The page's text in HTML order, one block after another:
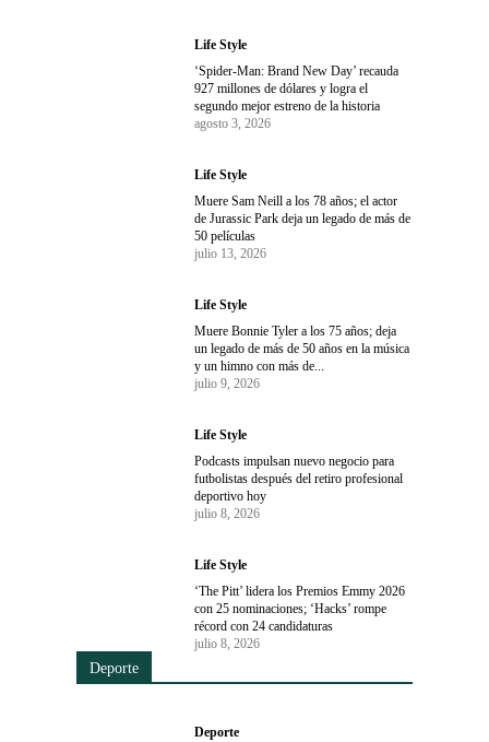
Life Style
‘Spider-Man: Brand New Day’ recauda
927 millones de dólares y logra el
segundo mejor estreno de la historia
agosto 3, 2026
Life Style
Muere Sam Neill a los 78 años; el actor
de Jurassic Park deja un legado de más de
50 películas
julio 13, 2026
Life Style
Muere Bonnie Tyler a los 75 años; deja
un legado de más de 50 años en la música
y un himno con más de...
julio 9, 2026
Life Style
Podcasts impulsan nuevo negocio para
futbolistas después del retiro profesional
deportivo hoy
julio 8, 2026
Life Style
‘The Pitt’ lidera los Premios Emmy 2026
con 25 nominaciones; ‘Hacks’ rompe
récord con 24 candidaturas
julio 8, 2026
Deporte
Deporte